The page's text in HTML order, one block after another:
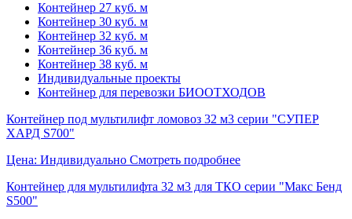
Контейнер 27 куб. м
Контейнер 30 куб. м
Контейнер 32 куб. м
Контейнер 36 куб. м
Контейнер 38 куб. м
Индивидуальные проекты
Контейнер для перевозки БИООТХОДОВ
Контейнер под мультилифт ломовоз 32 м3 серии "СУПЕР
ХАРД S700"
Цена: Индивидуально Смотреть подробнее
Контейнер для мультилифта 32 м3 для ТКО серии "Макс Бенд
S500"